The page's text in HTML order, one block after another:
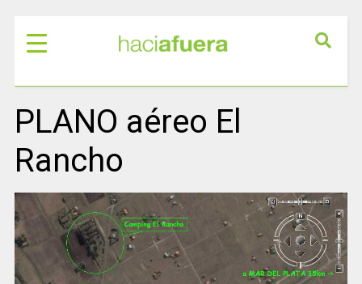
PLANO aéreo El
Rancho